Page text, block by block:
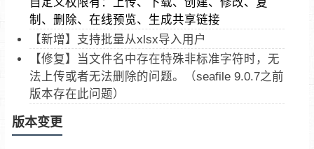
制、删除、在线预览、生成共享链接
【新增】支持批量从xlsx导入用户
【修复】当文件名中存在特殊非标准字符时，无
法上传或者无法删除的问题。（seafile 9.0.7之前
版本存在此问题）
版本变更